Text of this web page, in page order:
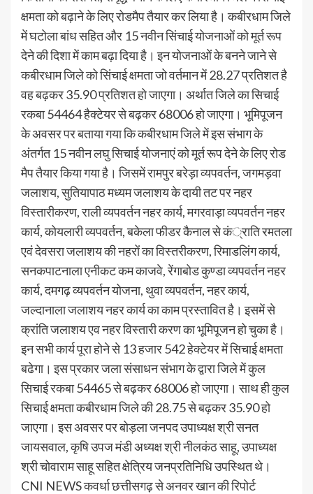
क्षमता को बढ़ाने के लिए रोडमैप तैयार कर लिया है। कबीरधाम जिले
में घटोला बांध सहित और 15 नवीन सिंचाई योजनाओं को मूर्त रूप
देने की दिशा में काम बढ़ा दिया है। इन योजनाओं के बनने जाने से
कबीरधाम जिले को सिंचाई क्षमता जो वर्तमान में 28.27 प्रतिशत है
वह बढ़कर 35.90 प्रतिशत हो जाएगा। अर्थात जिले का सिचाई
रकबा 54464 हैक्टेयर से बढ़कर 68006 हो जाएगा। भूमिपूजन
के अवसर पर बताया गया कि कबीरधाम जिले में इस संभाग के
अंतर्गत 15 नवीन लघु सिचाई योजनाएं को मूर्त रूप देने के लिए रोड
मैप तैयार किया गया है। जिसमें रामपुर बरेड़ा व्यपवर्तन, जगमड़वा
जलाशय, सुतियापाठ मध्यम जलाशय के दायी तट पर नहर
विस्तारीकरण, राली व्यपवर्तन नहर कार्य, मगरवाड़ा व्यपवर्तन नहर
कार्य, कोयलारी व्यपवर्तन, बकेला फीडर कैनाल से कं्राति रमतला
एवं देवसरा जलाशय की नहरों का विस्तरीकरण, रिमाडलिंग कार्य,
सनकपाटनाला एनीकट कम काजवे, रेंगाबोड कुण्डा व्यपवर्तन नहर
कार्य, दमगढ़ व्यपवर्तन योजना, थुवा व्यपवर्तन, नहर कार्य,
जल्दानाला जलाशय नहर कार्य का काम प्रस्तावित है। इसमें से
क्रांति जलाशय एव नहर विस्तारी करण का भूमिपूजन हो चुका है।
इन सभी कार्य पूरा होने से 13 हजार 542 हेक्टेयर में सिचाई क्षमता
बढेगा। इस प्रकार जला संसाधन संभाग के द्वारा जिले में कुल
सिचाई रकबा 54465 से बढ़कर 68006 हो जाएगा। साथ ही कुल
सिचाई क्षमता कबीरधाम जिले की 28.75 से बढ़कर 35.90 हो
जाएगा। इस अवसर पर बोड़ला जनपद उपाध्यक्ष श्री सनत
जायसवाल, कृषि उपज मंडी अध्यक्ष श्री नीलकंठ साहू, उपाध्यक्ष
श्री चोवाराम साहू सहित क्षेत्रिय जनप्रतिनिधि उपस्थित थे।
CNI NEWS कवर्धा छत्तीसगढ़ से अनवर खान की रिपोर्ट